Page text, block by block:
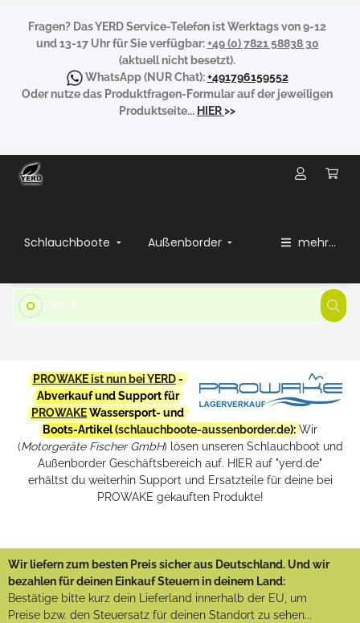
Fragen? Das YERD Service-Telefon ist Werktags von 9-12
und 13-17 Uhr für Sie verfügbar:+49 (0) 7821 58838 30
(aktuell nicht besetzt).
WhatsApp(NUR Chat):+491796159552
Oder nutze das Produktfragen-Formular auf der jeweiligen
Produktseite... HIER>>
Schlauchboote Außenborder mehr...
PROWAKE ist nun bei YERD-
Abverkauf und Support für
PROWAKEWassersport- und
Boots-Artikel (schlauchboote-aussenborder.de): Wir
(Motorgeräte Fischer GmbH) lösen unseren Schlauchboot und
Außenborder Geschäftsbereich auf. HIER auf "yerd.de"
erhältst du weiterhin Support und Ersatzteile für deine bei
PROWAKE gekauften Produkte!
Wir liefern zum besten Preis sicher aus Deutschland. Und wir
bezahlen für deinen Einkauf Steuern in deinem Land:
Bestätige bitte kurz dein Lieferland innerhalb der EU, um
Preise bzw. den Steuersatz für deinen Standort zu sehen...